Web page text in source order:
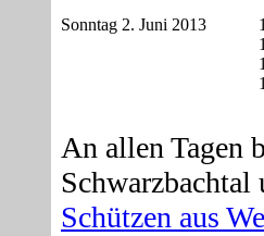
Sonntag 2. Juni 2013
An allen Tagen
Schützen aus